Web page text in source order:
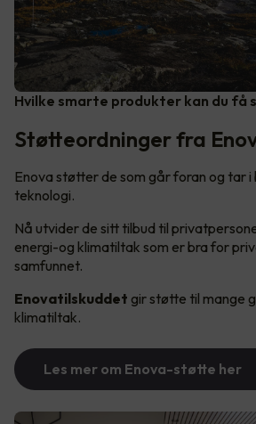
Hvilke smarte produkter kan du få
Støtteordninger fra
Enova støtter de som går foran og tar i
teknologi.
Nå utvider de sitt tilbud til
energi-og klimatiltak som er bra for
samfunnet.
Enovatilskuddet gir støtte til mange
klimatiltak.
Les mer om Enova-støtte her